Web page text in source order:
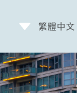
繁體中文